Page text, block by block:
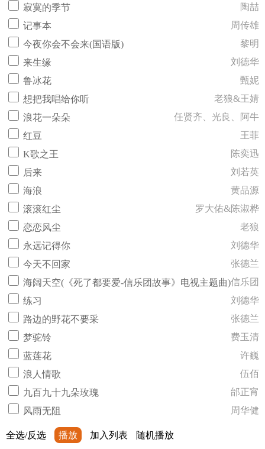
寂寞的季节
陶喆
记事本
周传雄
今夜你会不会来(国语版)
黎明
来生缘
刘德华
鲁冰花
甄妮
想把我唱给你听
老狼&王婧
浪花一朵朵
任贤齐、光良、阿牛
红豆
王菲
K歌之王
陈奕迅
后来
刘若英
海浪
黄品源
滚滚红尘
罗大佑&陈淑桦
恋恋风尘
老狼
永远记得你
刘德华
今天不回家
张德兰
海阔天空(《死了都要爱-信乐团故事》电视主题曲)信乐团
练习
刘德华
路边的野花不要采
张德兰
梦驼铃
费玉清
蓝莲花
许巍
浪人情歌
伍佰
九百九十九朵玫瑰
邰正宵
风雨无阻
周华健
全选/反选 播放 加入列表 随机播放